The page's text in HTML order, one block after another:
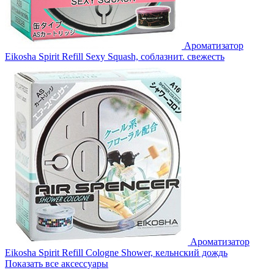
Ароматизатор
Eikosha Spirit Refill Sexy Squash, соблазнит. свежесть
Ароматизатор
Eikosha Spirit Refill Cologne Shower, кельнский дождь
Показать все аксессуары